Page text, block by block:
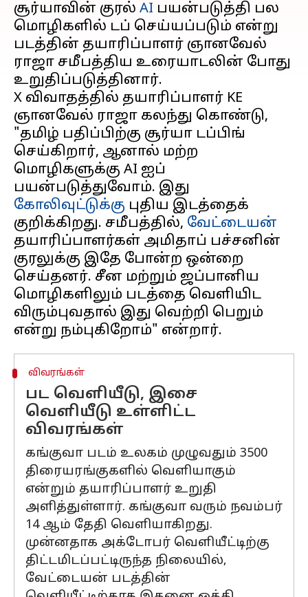
சூர்யாவின் குரல் AI பயன்படுத்தி பல
மொழிகளில் டப் செய்யப்படும் என்று
படத்தின் தயாரிப்பாளர் ஞானவேல்
ராஜா சமீபத்திய உரையாடலின் போது
உறுதிப்படுத்தினார்.
X விவாதத்தில் தயாரிப்பாளர் KE
ஞானவேல் ராஜா கலந்து கொண்டு,
"தமிழ் பதிப்பிற்கு சூர்யா டப்பிங்
செய்கிறார், ஆனால் மற்ற
மொழிகளுக்கு AI ஐப்
பயன்படுத்துவோம். இது
கோலிவுட்டுக்கு புதிய இடத்தைக்
குறிக்கிறது. சமீபத்தில், வேட்டையன்
தயாரிப்பாளர்கள் அமிதாப் பச்சனின்
குரலுக்கு இதே போன்ற ஒன்றை
செய்தனர். சீன மற்றும் ஜப்பானிய
மொழிகளிலும் படத்தை வெளியிட
விரும்புவதால் இது வெற்றி பெறும்
விவரங்கள்
பட வெளியீடு, இசை
வெளியீடு உள்ளிட்ட
விவரங்கள்
கங்குவா படம் உலகம் முழுவதும் 3500
திரையரங்குகளில் வெளியாகும்
என்றும் தயாரிப்பாளர் உறுதி
அளித்துள்ளார். கங்குவா வரும் நவம்பர்
14 ஆம் தேதி வெளியாகிறது.
முன்னதாக அக்டோபர் வெளியீட்டிற்கு
திட்டமிடப்பட்டிருந்த நிலையில்,
வேட்டையன் படத்தின்